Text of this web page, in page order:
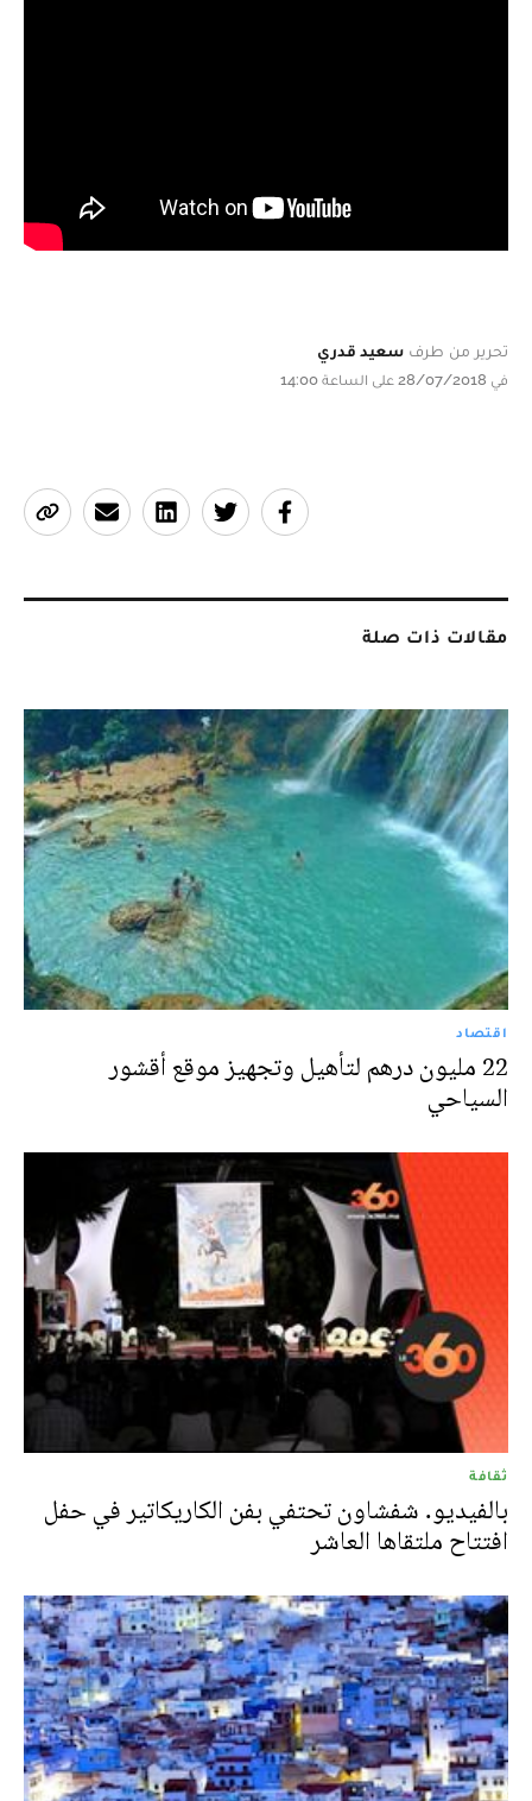
تحرير من طرف سعيد قدري
في 28/07/2018 على الساعة 14:00
مقالات ذات صلة
اقتصاد
22 مليون درهم لتأهيل وتجهيز موقع أقشور
السياحي
ثقافة
بالفيديو. شفشاون تحتفي بفن الكاريكاتير في حفل
افتتاح ملتقاها العاشر